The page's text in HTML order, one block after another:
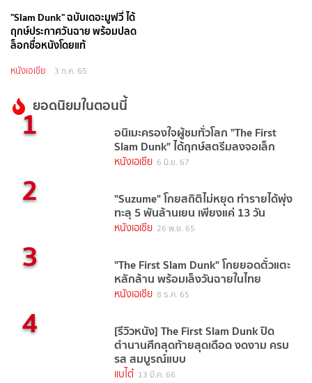
"Slam Dunk" ฉบับเดอะมูฟวี่ ได้
ฤกษ์ประกาศวันฉาย พร้อมปลด
ล็อกชื่อหนังโดยแท้
หนังเอเชีย 3 ก.ค. 65
ยอดนิยมในตอนนี้
1 อนิเมะครองใจผู้ชมทั่วโลก "The First
Slam Dunk" ได้ฤกษ์สตรีมลงจอเล็ก
หนังเอเชีย 6 มิ.ย. 67
2 "Suzume" โกยสถิติไม่หยุด ทำรายได้พุ่ง
ทะลุ 5 พันล้านเยน เพียงแค่ 13 วัน
หนังเอเชีย 26 พ.ย. 65
3 "The First Slam Dunk" โกยยอดตั๋วแตะ
หลักล้าน พร้อมเล็งวันฉายในไทย
หนังเอเชีย 8 ธ.ค. 65
4 [รีวิวหนัง] The First Slam Dunk ปิด
ตำนานศึกสุดท้ายสุดเดือด งดงาม ครบ
รส สมบูรณ์แบบ
แบไต๋ 13 มี.ค. 66